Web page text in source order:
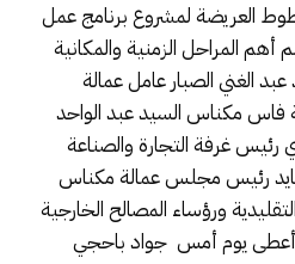
العريضة لمشروع برنامج عمل
المراحل الزمنية والمكانية
الغني الصبار عامل عمالة
مكناس السيد عبد الواحد
رئيس غرفة التجارة والصناعة
رئيس مجلس عمالة مكناس
ورؤساء المصالح الخارجية
يوم أمس جواد باحجي